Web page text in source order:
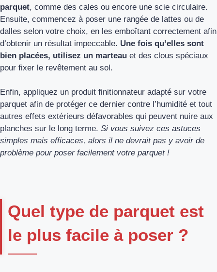
parquet, comme des cales ou encore une scie circulaire.
Ensuite, commencez à poser une rangée de lattes ou de
dalles selon votre choix, en les emboîtant correctement afin
d’obtenir un résultat impeccable. Une fois qu’elles sont
bien placées, utilisez un marteau et des clous spéciaux
pour fixer le revêtement au sol.
Enfin, appliquez un produit finitionnateur adapté sur votre
parquet afin de protéger ce dernier contre l’humidité et tout
autres effets extérieurs défavorables qui peuvent nuire aux
planches sur le long terme. Si vous suivez ces astuces
simples mais efficaces, alors il ne devrait pas y avoir de
problème pour poser facilement votre parquet !
Quel type de parquet est
le plus facile à poser ?